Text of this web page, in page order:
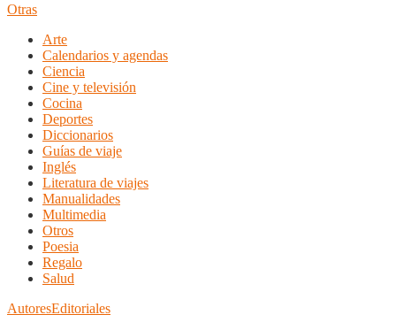
Otras
Arte
Calendarios y agendas
Ciencia
Cine y televisión
Cocina
Deportes
Diccionarios
Guías de viaje
Inglés
Literatura de viajes
Manualidades
Multimedia
Otros
Poesia
Regalo
Salud
AutoresEditoriales